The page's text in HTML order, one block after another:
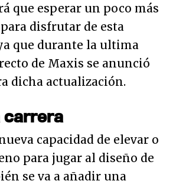
que esperar un poco más
disfrutar de esta
que durante la ultima
de Maxis se anunció
dicha actualización.
carrera
capacidad de elevar o
para jugar al diseño de
se va a añadir una